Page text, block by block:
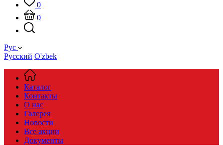
0
0
Рус
Русский O'zbek
Каталог
Контакты
О нас
Галерея
Новости
Все акции
Документы